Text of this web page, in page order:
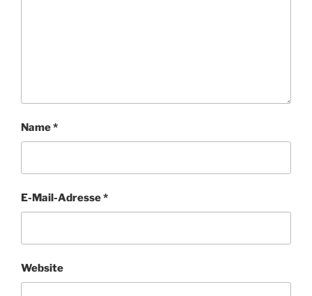
Name*
E-Mail-Adresse*
Website